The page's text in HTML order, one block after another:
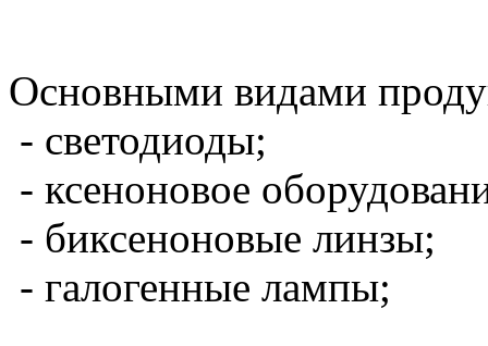
Основными видами
- светодиоды;
- ксеноновое
- биксеноновые линзы;
- галогенные лампы;